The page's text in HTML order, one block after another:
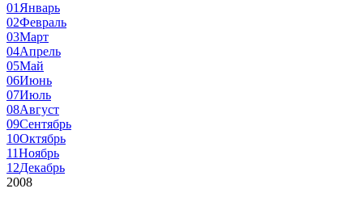
01 Январь
02Февраль
03Март
04Апрель
05Май
06Июнь
07Июль
08Август
09Сентябрь
10Октябрь
11Ноябрь
12Декабрь
2008